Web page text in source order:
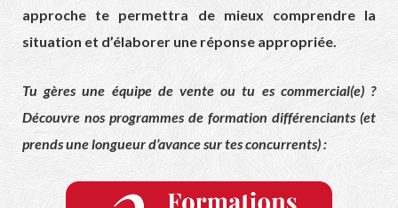
approche te permettra de mieux comprendre la
situation et d’élaborer une réponse appropriée.
Tu gères une équipe de vente ou tu es commercial(e) ?
Découvre nos programmes de formation différenciants (et
prends une longueur d’avance sur tes concurrents) :